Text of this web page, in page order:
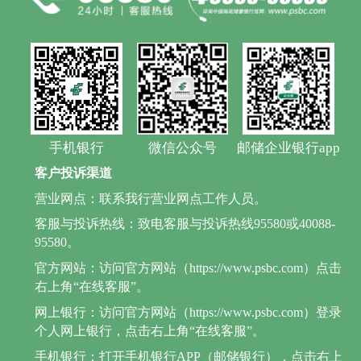
手机银行 微信公众号 邮储企业银行app
客户投诉渠道
营业网点：联系我行营业网点工作人员。
客服与投诉热线：致电客服与投诉热线95580或40088-
95580。
官方网站：访问官方网站（https://www.psbc.com）点击
右上角“在线客服”。
网上银行：访问官方网站（https://www.psbc.com）登录
个人网上银行，点击右上角“在线客服”。
手机银行：打开手机银行APP（邮储银行），点击右上